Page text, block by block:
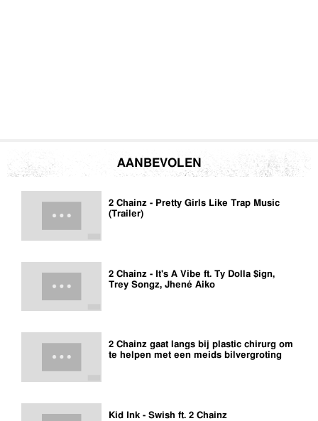
AANBEVOLEN
2 Chainz - Pretty Girls Like Trap Music
(Trailer)
2 Chainz - It's A Vibe ft. Ty Dolla $ign,
Trey Songz, Jhené Aiko
2 Chainz gaat langs bij plastic chirurg om
te helpen met een meids bilvergroting
Kid Ink - Swish ft. 2 Chainz